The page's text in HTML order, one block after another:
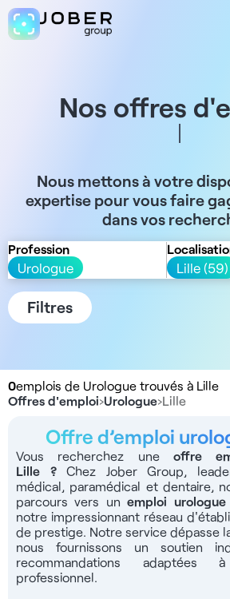
Nos offres
Nous mettons à votre
expertise pour vous faire
dans vos
Profession
Urologue Lille (59)
Filtres
0emplois de Urologue trouvés à Lille
Offres d'emploi›Urologue›Lille
Offre d’emploi
Vous recherchez une offre
Lille
?Chez Jober Group,
médical, paramédical et dentaire,
parcours vers unemploi
notre impressionnant réseau
de prestige. Notre service dépasse
nous fournissons un soutien
recommandations
professionnel.